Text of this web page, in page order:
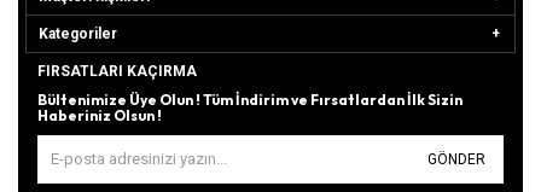
Kategoriler
FIRSATLARI KAÇIRMA
Bültenimize Üye Olun ! Tüm İndirim ve Fırsatlardan İlk Sizin
Haberiniz Olsun !
GÖNDER